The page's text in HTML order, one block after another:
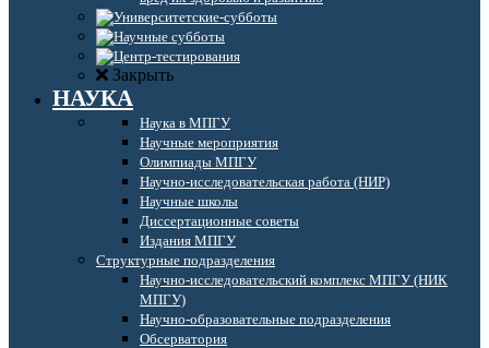
Закрыть
НАУКА
Наука в МПГУ
Научные мероприятия
Олимпиады МПГУ
Научно-исследовательская работа (НИР)
Научные школы
Диссертационные советы
Издания МПГУ
Структурные подразделения
Научно-исследовательский комплекс МПГУ (НИК
МПГУ)
Научно-образовательные подразделения
Обсерватория